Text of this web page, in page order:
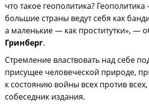
что такое геополитика? Геополитика
большие страны ведут себя как
а маленькие — как проститутки», —
Гринберг.
Стремление властвовать над себе
присущее человеческой природе,
к состоянию войны всех против всех,
собеседник издания.